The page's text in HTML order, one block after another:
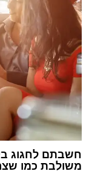
חשבתם לחגוג
משולבת כמו